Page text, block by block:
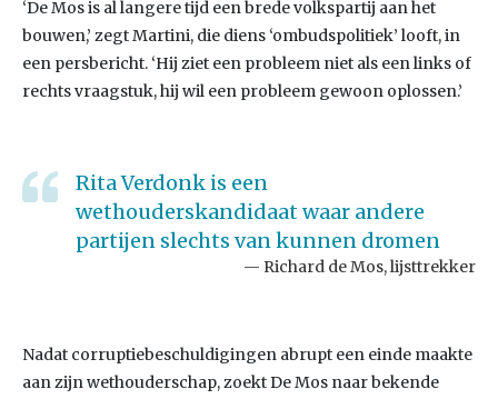
‘De Mos is al langere tijd een brede volkspartij aan het
bouwen,’ zegt Martini, die diens ‘ombudspolitiek’ looft, in
een persbericht. ‘Hij ziet een probleem niet als een links of
rechts vraagstuk, hij wil een probleem gewoon oplossen.’
Rita Verdonk is een
wethouderskandidaat waar andere
partijen slechts van kunnen dromen
Richard de Mos, lijsttrekker
Nadat corruptiebeschuldigingen abrupt een einde maakte
aan zijn wethouderschap, zoekt De Mos naar bekende